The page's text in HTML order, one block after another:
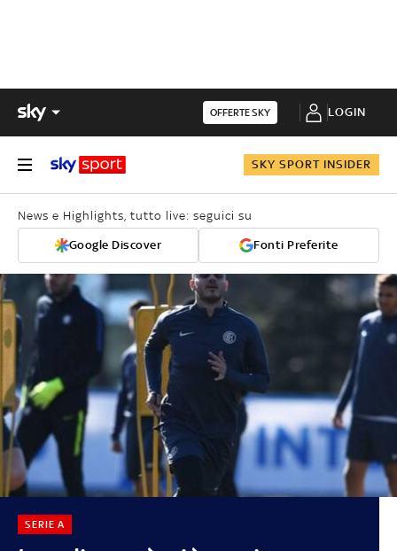
OFFERTE SKY LOGIN
SKY SPORT INSIDER
News e Highlights, tutto live: seguici su
Google Discover Fonti Preferite
SERIE A